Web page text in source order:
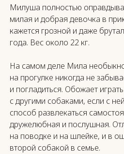
Милуша полностью
милая и добрая девочка в
кажется грозной и даже
года. Вес около 22 кг.
На самом деле Мила
на прогулке никогда не
и погладиться. Обожает
с другими собаками, если с
способ развлекаться
дружелюбная и послушная.
на поводке и на шлейке, и в
второй собакой в семье.